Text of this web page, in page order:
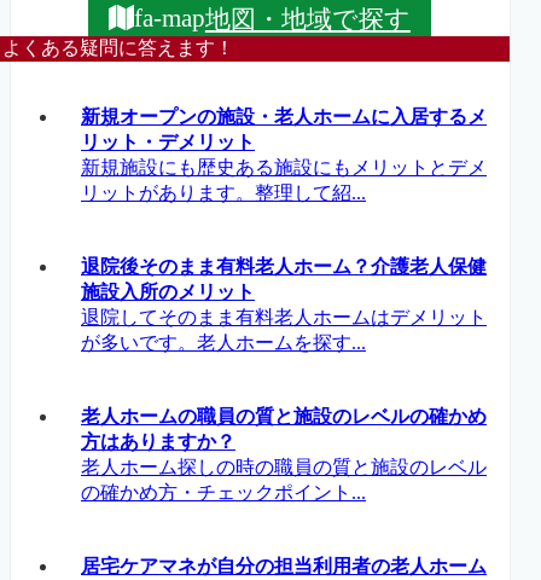
fa-map地図・地域で探す
よくある疑問に答えます！
新規オープンの施設・老人ホームに入居するメ
リット・デメリット
新規施設にも歴史ある施設にもメリットとデメ
リットがあります。整理して紹...
退院後そのまま有料老人ホーム？介護老人保健
施設入所のメリット
退院してそのまま有料老人ホームはデメリット
が多いです。老人ホームを探す...
老人ホームの職員の質と施設のレベルの確かめ
方はありますか？
老人ホーム探しの時の職員の質と施設のレベル
の確かめ方・チェックポイント...
居宅ケアマネが自分の担当利用者の老人ホーム